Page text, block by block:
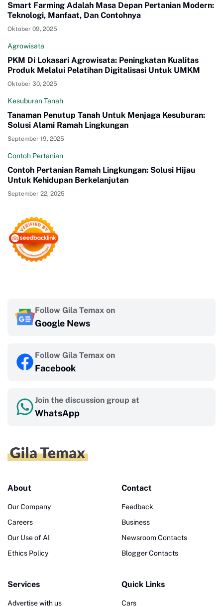
Smart Farming Adalah Masa Depan Pertanian Modern:
Teknologi, Manfaat, Dan Contohnya
Oktober 09, 2025
Agrowisata
PKM Di Lokasari Agrowisata: Peningkatan Kualitas
Produk Melalui Pelatihan Digitalisasi Untuk UMKM
Oktober 30, 2025
Kesuburan Tanah
Tanaman Penutup Tanah Untuk Menjaga Kesuburan:
Solusi Alami Ramah Lingkungan
September 19, 2025
Contoh Pertanian
Contoh Pertanian Ramah Lingkungan: Solusi Hijau
Untuk Kehidupan Berkelanjutan
September 22, 2025
Follow Gila Temax on
Google News
Follow Gila Temax on
Facebook
Join the discussion group at
WhatsApp
About
Our Company
Careers
Our Use of AI
Ethics Policy
Contact
Feedback
Business
Newsroom Contacts
Blogger Contacts
Services
Advertise with us
Quick Links
Cars